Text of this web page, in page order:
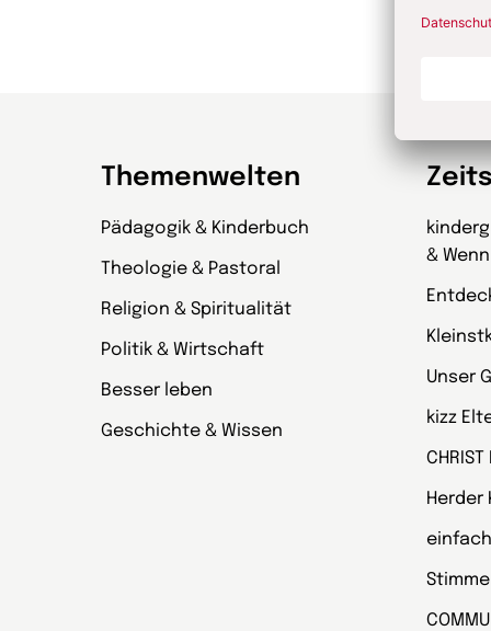
Themenwelten
Pädagogik & Kinderbuch
Theologie & Pastoral
Religion & Spiritualität
Politik & Wirtschaft
Besser leben
Geschichte & Wissen
&
Unser
kizz
CHRIST
Herder